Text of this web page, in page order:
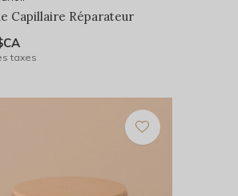
Capillaire Réparateur
taxes